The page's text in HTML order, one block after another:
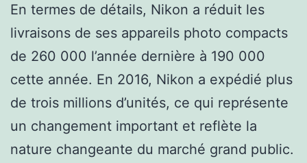
En termes de détails, Nikon a réduit les
livraisons de ses appareils photo compacts
de 260 000 l’année dernière à 190 000
cette année. En 2016, Nikon a expédié plus
de trois millions d’unités, ce qui représente
un changement important et reflète la
nature changeante du marché grand public.